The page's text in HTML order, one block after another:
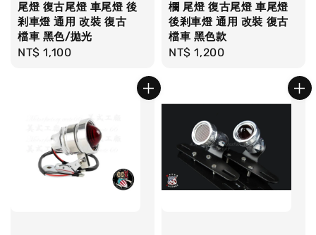
尾燈 復古尾燈 車尾燈 後
剎車燈 通用 改裝 復古
檔車 黑色/拋光
Regular
NT$ 1,100
欄 尾燈 復古尾燈 車尾燈
後剎車燈 通用 改裝 復古
檔車 黑色款
Regular
NT$ 1,200